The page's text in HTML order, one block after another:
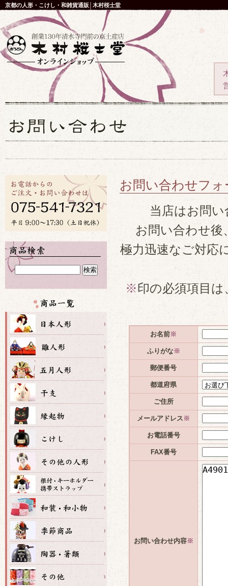
京都の人形・こけし・和雑貨通販│木村桜士堂
お問い合わせフォ
当店はお問
お問い合わせ後
極力迅速なご対応
※印の必須項目
お名前※
ふりがな※
郵便番号
都道府県
ご住所
メールアドレス ※
お電話番号
FAX番号
お問い合わせ内容※